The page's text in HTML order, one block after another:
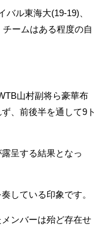
ル東海大(19-19)、
ームはある程度の自
山村副将ら豪華布
、前後半を通して9ト
呈する結果となっ
している印象です。
ンバーは殆ど存在せ